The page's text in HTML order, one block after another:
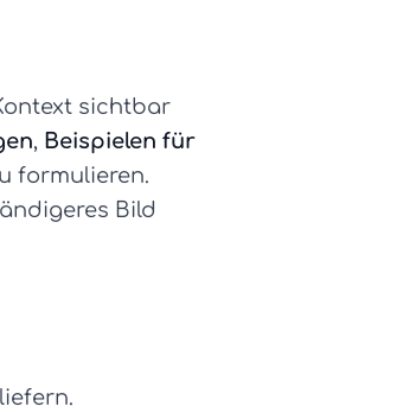
sichtbar
, Beispielen für
formulieren.
Bild